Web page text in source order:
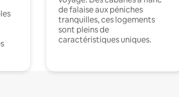
de falaise aux péniches
tranquilles, ces logements
sont pleins de
caractéristiques uniques.